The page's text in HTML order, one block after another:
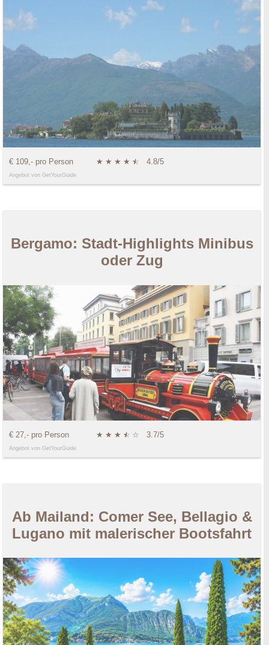
€ 109,- pro Person ★ ★ ★ ★ ★
☆ 4.8/5
Angebot von GetYourGuide
Bergamo: Stadt-Highlights Minibus
oder Zug
€ 27,- pro Person ★ ★ ★ ★
☆ ☆ 3.7/5
Angebot von GetYourGuide
Ab Mailand: Comer See, Bellagio &
Lugano mit malerischer Bootsfahrt